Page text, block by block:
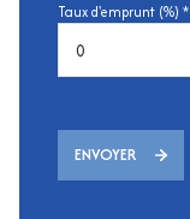
Taux d'emprunt (%) *
ENVOYER